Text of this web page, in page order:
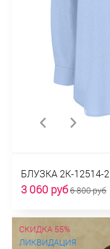
БЛУЗКА 2К-12514-2
3 060 руб6 800 руб
СКИДКА 55%
ЛИКВИДАЦИЯ